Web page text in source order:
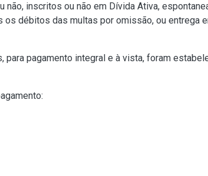
inscritos ou não em Dívida Ativa,
débitos das multas por omissão, ou entrega
pagamento integral e à vista, foram